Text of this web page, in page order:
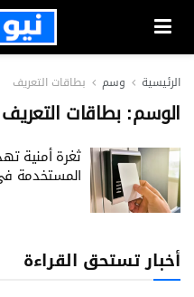
الرئيسية وسم بطاقات التعريف
الوسم:بطاقات التعريف
ثغرة أمنية
المستخدمة
أخبار تستحق القراءة